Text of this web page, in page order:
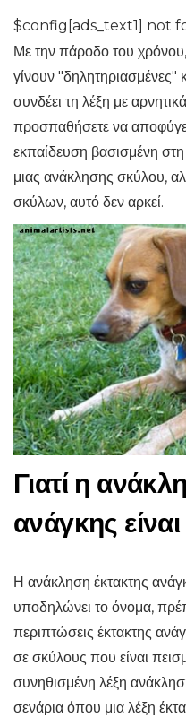
$config[ads_text1] not
Με την πάροδο του
γίνουν "δηλητηριασμένες"
συνδέει τη λέξη με
προσπαθήσετε να
εκπαίδευση βασισμένη στη
μιας ανάκλησης σκύλου,
σκύλων, αυτό δεν αρκεί.
Γιατί η
ανάγκης
Η ανάκληση έκτακτης
υποδηλώνει το όνομα,
περιπτώσεις έκτακτης
σε σκύλους που είναι
συνηθισμένη λέξη
σενάρια όπου μια λέξη